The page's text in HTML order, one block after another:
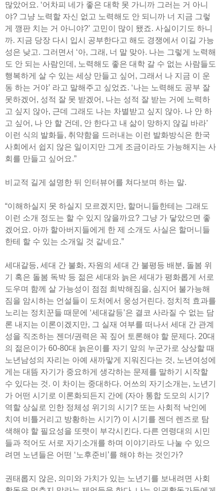
많았어요. ‘어차피 네가 좋은 대학 못 가니까 그러는 거 아니
야? 그냥 노력할 자신 없고 노력해도 안 되니까 너 지금 그렇
게 깽판 치는 거 아니야?’ 고민이 많이 됐죠. 사실이기도 하니
까. 지금 당장 다시 입시 공부한다고 해도 경쟁에서 이길 가능
성은 낮고. 그러면서 ‘아, 그래, 너 말 맞아. 나는 그렇게 노력해
도 안 되는 사람인데, 노력해도 좋은 대학 갈 수 없는 사람들도
행복하게 살 수 있는 세상 만들고 싶어, 그래서 나 지금 이 운
동 하는 거야’ 라고 말해주고 싶었죠. ‘나는 노력해도 공부 잘
못하겠어, 성적 잘 못 받겠어, 나는 성적 잘 받는 거에 노력하
고 싶지 않아, 근데 그래도 나는 차별받고 싶지 않아. 나 안 하
고 싶어, 나 안 할 건데, 안 한다고 내 삶이 망하지 않길 바라’
이런 식의 발화들, 취약함을 드러내는 이런 발화방식은 한국
사회에서 쉽지 않은 일이지만 그게 조금이라도 가능해지는 사
회를 만들고 싶어요.”
비교적 길게 설명한 뒤 인터뷰어를 쳐다보며 하는 말.
“이해하실지 못 하실지 모르겠지만, 할머니들한테는 그래도
이런 소개 정도는 할 수 있지 않을까요? 그냥 가 닿았으면 좋
겠어요. 아까 할아버지들에게 한 제 소개도 사실은 할머니들
한테 할 수 있는 소개일 것 같네요.”
세대갈등, 세대 간 불화, 자원의 세대 간 불평등 배분, 돌봄 위
기 혹은 돌봄 독박 등 젊은 세대와 늙은 세대가 평화롭게 서로
도우며 함께 살 가능성이 점점 희박해짐을, 심지어 불가능해
짐을 암시하는 언설들이 도처에서 웅성거린다. 정치적 효과를
노리는 정치꾼들 때문에 ‘세대갈등’은 결코 사라질 수 없는 담
론 내지는 이론이겠지만, 그 실재 여부를 떠나서 세대 간 관계
성을 직조하는 젠더/권력은 꼭 짚어 토론해야 할 문제다. 20대
의 젊은이가 60-80대 늙은이를 자기 앞의 누군가로 상상할 때
노년남성의 자리는 아예 새까맣게 지워진다는 것, 노년여성에
게는 대뜸 자기가 중요하게 생각하는 문제를 말하기 시작할
수 있다는 것. 이 차이는 중대하다. 어쓰의 자기소개는, 노년기
가 어떤 시기로 이론화되든지 간에 (자아 통합 도모의 시기?
역할 상실로 인한 정체성 위기의 시기? 또는 사회적 낙인에
치여 비틀거리고 방황하는 시기?) 이 시기를 젠더 렌즈로 탐
색해야 할 필요성을 또렷이 부각시킨다. 다른 연령대의 시민
들과 적어도 서로 자기소개를 하며 이야기라도 나눌 수 있으
려면 노년들은 어떤 ‘노후준비’를 해야 하는 것인가?
권태롭지 않은, 의미와 가치가 있는 노년기를 보내려면 사회